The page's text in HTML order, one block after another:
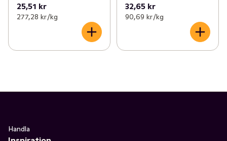
25,51 kr
277,28 kr /kg
32,65 kr
90,69 kr /kg
Handla